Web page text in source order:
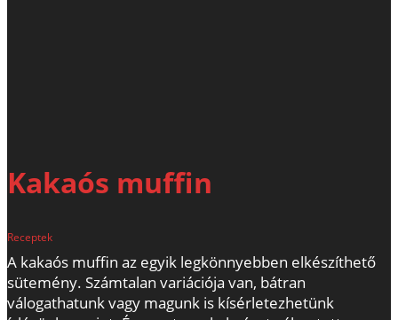
Kakaós muffin
Receptek
A kakaós muffin az egyik legkönnyebben elkészíthető
sütemény. Számtalan variációja van, bátran
válogathatunk vagy magunk is kísérletezhetünk